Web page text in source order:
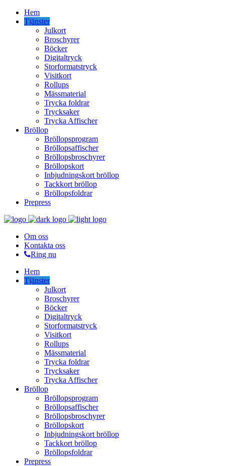
Hem
Tjänster
Julkort
Broschyrer
Böcker
Digitaltryck
Storformatstryck
Visitkort
Rollups
Mässmaterial
Trycka foldrar
Trycksaker
Trycka Affischer
Bröllop
Bröllopsprogram
Bröllopsaffischer
Bröllopsbroschyrer
Bröllopskort
Inbjudningskort bröllop
Tackkort bröllop
Bröllopsfoldrar
Prepress
Om oss
Kontakta oss
Ring nu
Hem
Tjänster
Julkort
Broschyrer
Böcker
Digitaltryck
Storformatstryck
Visitkort
Rollups
Mässmaterial
Trycka foldrar
Trycksaker
Trycka Affischer
Bröllop
Bröllopsprogram
Bröllopsaffischer
Bröllopsbroschyrer
Bröllopskort
Inbjudningskort bröllop
Tackkort bröllop
Bröllopsfoldrar
Prepress